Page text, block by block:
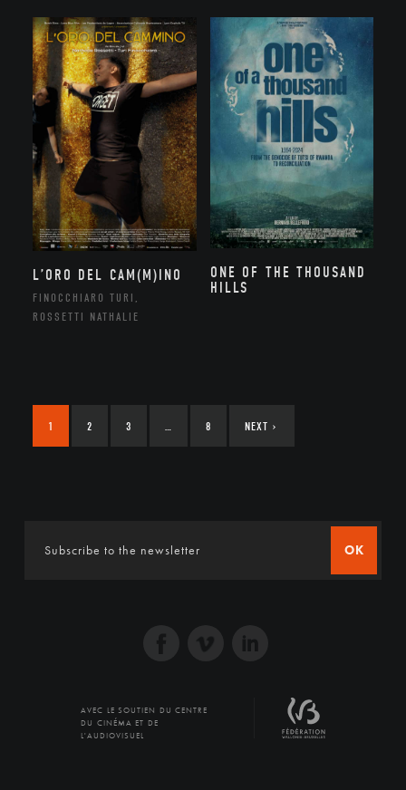
L’ORO DEL CAM(M)INO
FINOCCHIARO TURI,
ROSSETTI NATHALIE
ONE OF THE THOUSAND
HILLS
1 2 3 8 NEXT ›
OK
AVEC LE SOUTIEN DU CENTRE
DU CINÉMA ET DE
L'AUDIOVISUEL